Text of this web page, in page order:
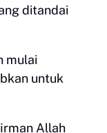
ditandai
mulai
untuk
Allah